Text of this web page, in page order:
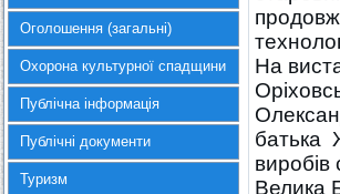
Оголошення (загальні)
Охорона культурної спадщини
Публічна інформація
Публічні документи
Туризм
На
батька
Велика